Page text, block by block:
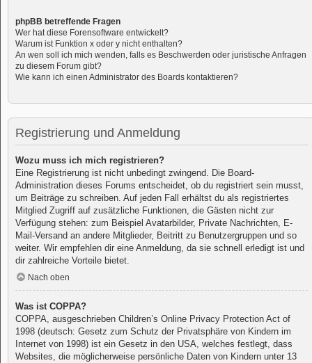
phpBB betreffende Fragen
Wer hat diese Forensoftware entwickelt?
Warum ist Funktion x oder y nicht enthalten?
An wen soll ich mich wenden, falls es Beschwerden oder juristische Anfragen
zu diesem Forum gibt?
Wie kann ich einen Administrator des Boards kontaktieren?
Registrierung und Anmeldung
Wozu muss ich mich registrieren?
Eine Registrierung ist nicht unbedingt zwingend. Die Board-
Administration dieses Forums entscheidet, ob du registriert sein musst,
um Beiträge zu schreiben. Auf jeden Fall erhältst du als registriertes
Mitglied Zugriff auf zusätzliche Funktionen, die Gästen nicht zur
Verfügung stehen: zum Beispiel Avatarbilder, Private Nachrichten, E-
Mail-Versand an andere Mitglieder, Beitritt zu Benutzergruppen und so
weiter. Wir empfehlen dir eine Anmeldung, da sie schnell erledigt ist und
dir zahlreiche Vorteile bietet.
Nach oben
Was ist COPPA?
COPPA, ausgeschrieben Children’s Online Privacy Protection Act of
1998 (deutsch: Gesetz zum Schutz der Privatsphäre von Kindern im
Internet von 1998) ist ein Gesetz in den USA, welches festlegt, dass
Websites, die möglicherweise persönliche Daten von Kindern unter 13